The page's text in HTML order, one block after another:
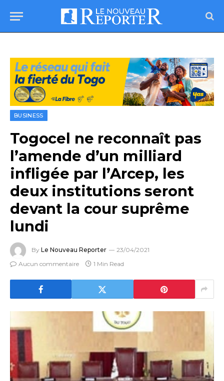
BUSINESS
Togocel ne reconnaît pas
l’amende d’un milliard
infligée par l’Arcep, les
deux institutions seront
devant la cour suprême
lundi
By Le Nouveau Reporter
23/04/2021
Aucun commentaire
1 Min Read